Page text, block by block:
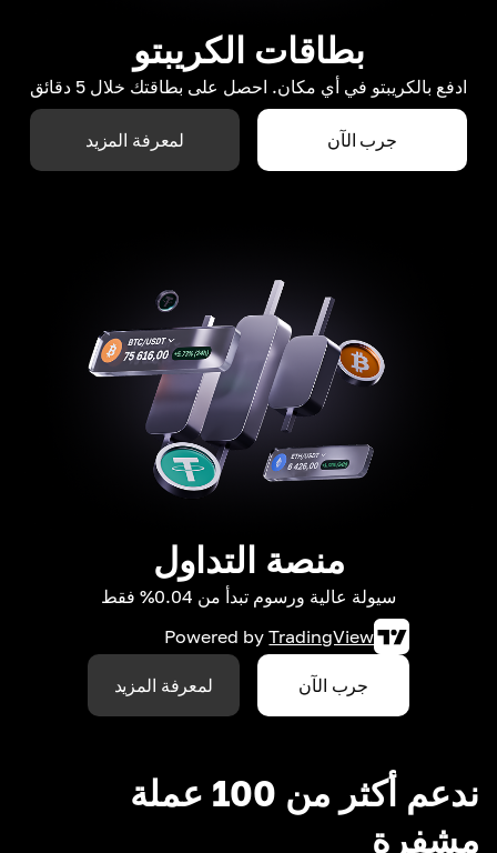
بطاقات الكريبتو
ادفع بالكريبتو في أي مكان. احصل على بطاقتك خلال 5 دقائق
جرب الآن لمعرفة المزيد
منصة التداول
سيولة عالية ورسوم تبدأ من 0.04% فقط
Powered by TradingView
جرب الآن لمعرفة المزيد
ندعم أكثر من 100 عملة
مشفرة